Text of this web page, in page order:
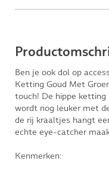
Ben je ook dol op
Ketting Goud Met
touch! De hippe ketting
wordt nog leuker met
de rij kraaltjes hangt
echte eye-catcher
Kenmerken: